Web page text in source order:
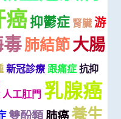
癌抑鬱症 腎臟 游
肺結節大腸
新冠診療 跟痛症 抗抑
人工肛門 乳腺癌
雙酚類肺癌養生